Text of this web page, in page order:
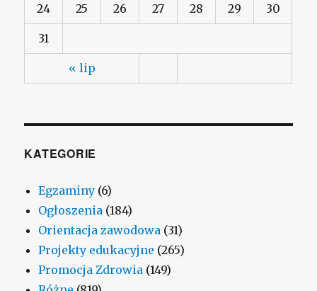
« lip
24 25 26 27 28 29 30
31
KATEGORIE
Egzaminy (6)
Ogłoszenia (184)
Orientacja zawodowa (31)
Projekty edukacyjne (265)
Promocja Zdrowia (149)